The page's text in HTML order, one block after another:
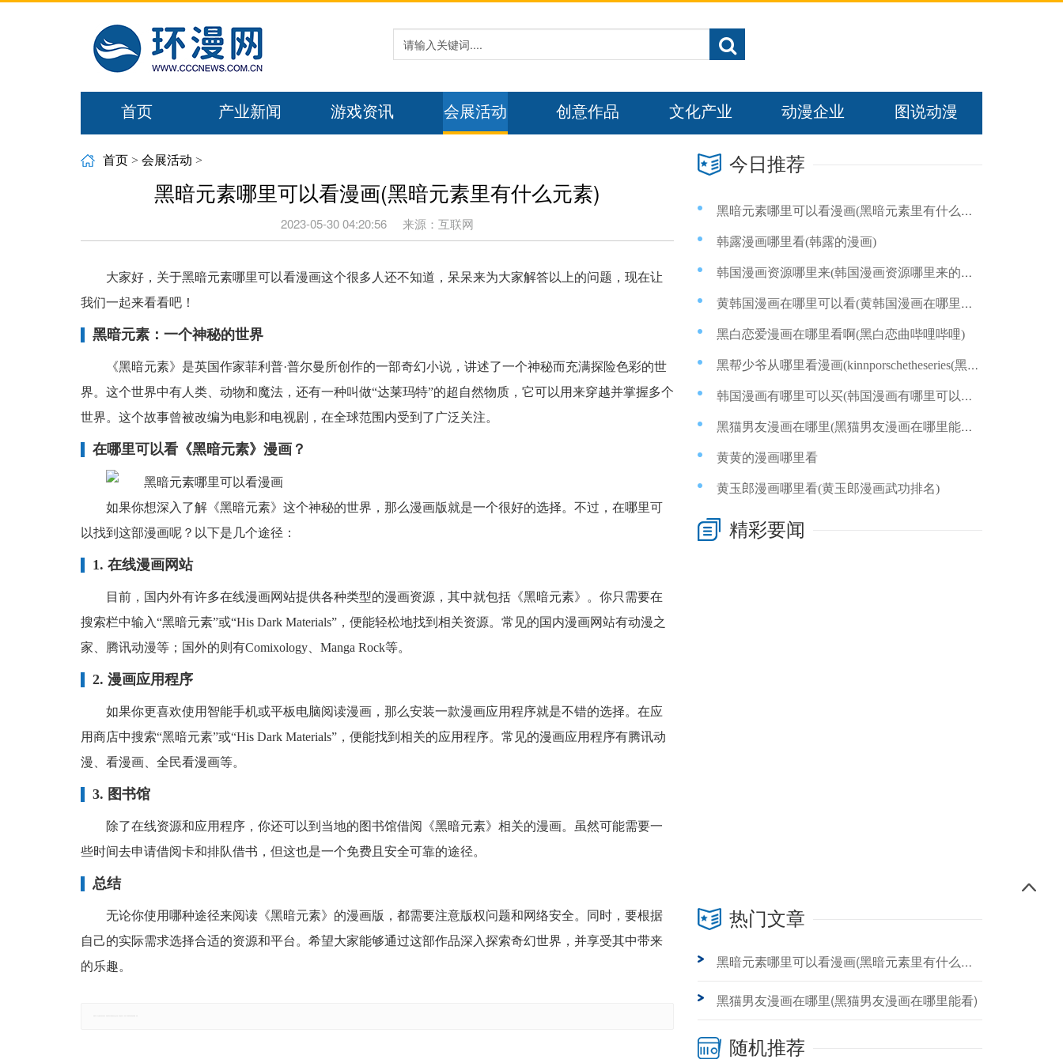
首页 产业新闻 游戏资讯 会展活动 创意作品 文化产业 动漫企业 图说动漫
首页 > 会展活动 >
黑暗元素哪里可以看漫画(黑暗元素里有什么元素)
2023-05-30 04:20:56 来源：互联网
大家好，关于黑暗元素哪里可以看漫画这个很多人还不知道，呆呆来为大家解答以上的问题，现在让
我们一起来看看吧！
黑暗元素：一个神秘的世界
《黑暗元素》是英国作家菲利普·普尔曼所创作的一部奇幻小说，讲述了一个神秘而充满探险色彩的世
界。这个世界中有人类、动物和魔法，还有一种叫做“达莱玛特”的超自然物质，它可以用来穿越并掌握多个
世界。这个故事曾被改编为电影和电视剧，在全球范围内受到了广泛关注。
在哪里可以看《黑暗元素》漫画？
如果你想深入了解《黑暗元素》这个神秘的世界，那么漫画版就是一个很好的选择。不过，在哪里可
以找到这部漫画呢？以下是几个途径：
1. 在线漫画网站
目前，国内外有许多在线漫画网站提供各种类型的漫画资源，其中就包括《黑暗元素》。你只需要在
搜索栏中输入“黑暗元素”或“His Dark Materials”，便能轻松地找到相关资源。常见的国内漫画网站有动漫之
家、腾讯动漫等；国外的则有Comixology、Manga Rock等。
2. 漫画应用程序
如果你更喜欢使用智能手机或平板电脑阅读漫画，那么安装一款漫画应用程序就是不错的选择。在应
用商店中搜索“黑暗元素”或“His Dark Materials”，便能找到相关的应用程序。常见的漫画应用程序有腾讯动
漫、看漫画、全民看漫画等。
3. 图书馆
除了在线资源和应用程序，你还可以到当地的图书馆借阅《黑暗元素》相关的漫画。虽然可能需要一
些时间去申请借阅卡和排队借书，但这也是一个免费且安全可靠的途径。
总结
无论你使用哪种途径来阅读《黑暗元素》的漫画版，都需要注意版权问题和网络安全。同时，要根据
自己的实际需求选择合适的资源和平台。希望大家能够通过这部作品深入探索奇幻世界，并享受其中带来
的乐趣。
今日推荐
黑暗元素哪里可以看漫画(黑暗元素里有什么元素)
韩露漫画哪里看(韩露的漫画)
韩国漫画资源哪里来(韩国漫画资源哪里来的啊)
黄韩国漫画在哪里可以看(黄韩国漫画在哪里可以看到)
黑白恋爱漫画在哪里看啊(黑白恋曲哔哩哔哩)
黑帮少爷从哪里看漫画(kinnporschetheseries(黑帮少爷爱上我))
韩国漫画有哪里可以买(韩国漫画有哪里可以买的)
黑猫男友漫画在哪里(黑猫男友漫画在哪里能看)
黄黄的漫画哪里看
黄玉郎漫画哪里看(黄玉郎漫画武功排名)
精彩要闻
热门文章
黑暗元素哪里可以看漫画(黑暗元素里有什么元素)
黑猫男友漫画在哪里(黑猫男友漫画在哪里能看)
随机推荐